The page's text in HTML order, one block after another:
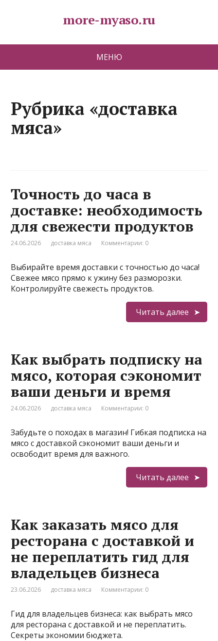
more-myaso.ru
МЕНЮ
Рубрика «доставка
мяса»
Точность до часа в
доставке: необходимость
для свежести продуктов
24.06.2026 доставка мяса Комментарии: 0
Выбирайте время доставки с точностью до часа!
Свежее мясо прямо к ужину без разморозки.
Контролируйте свежесть продуктов.
Читать далее
Как выбрать подписку на
мясо, которая сэкономит
ваши деньги и время
24.06.2026 доставка мяса Комментарии: 0
Забудьте о походах в магазин! Гибкая подписка на
мясо с доставкой сэкономит ваши деньги и
освободит время для важного.
Читать далее
Как заказать мясо для
ресторана с доставкой и
не переплатить гид для
владельцев бизнеса
23.06.2026 доставка мяса Комментарии: 0
Гид для владельцев бизнеса: как выбрать мясо
для ресторана с доставкой и не переплатить.
Секреты экономии бюджета.